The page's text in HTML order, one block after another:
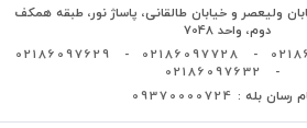
ولیعصر و خیابان طالقانی، پاساژ نور، طبقه همکف
دوم، واحد 7048
-
02186097728
-
02186097629
-
02186097632
رسان بله : 09370000724